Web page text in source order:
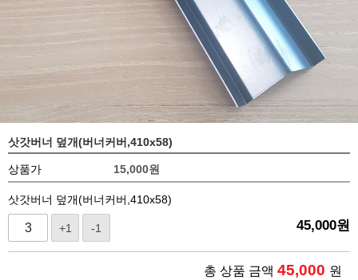
삿갓버너 덮개(버너커버,410x58)
상품가 15,000원
삿갓버너 덮개(버너커버,410x58)
+1 -1 45,000원
총 상품 금액 45,000 원